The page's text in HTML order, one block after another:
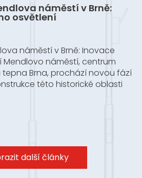
náměstí v Brně:
osvětlení
náměstí v Brně: Inovace
náměstí, centrum
Brna, prochází novou fází
této historické oblasti
další články